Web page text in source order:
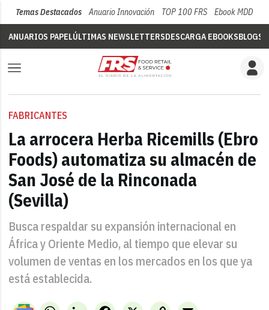
Temas Destacados Anuario Innovación TOP 100 FRS Ebook MDD
ANUARIOS PAPELÚLTIMAS NEWSLETTERSDESCARGA EBOOKSBLOGS
FABRICANTES
La arrocera Herba Ricemills (Ebro
Foods) automatiza su almacén de
San José de la Rinconada
(Sevilla)
Busca respaldar su expansión internacional en
África y Oriente Medio, al tiempo que elevar su
volumen de ventas en los mercados en los que ya
está establecida.